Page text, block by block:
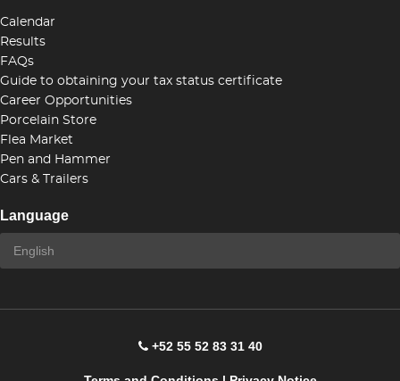
Calendar
Results
FAQs
Guide to obtaining your tax status certificate
Career Opportunities
Porcelain Store
Flea Market
Pen and Hammer
Cars & Trailers
Language
+52 55 52 83 31 40